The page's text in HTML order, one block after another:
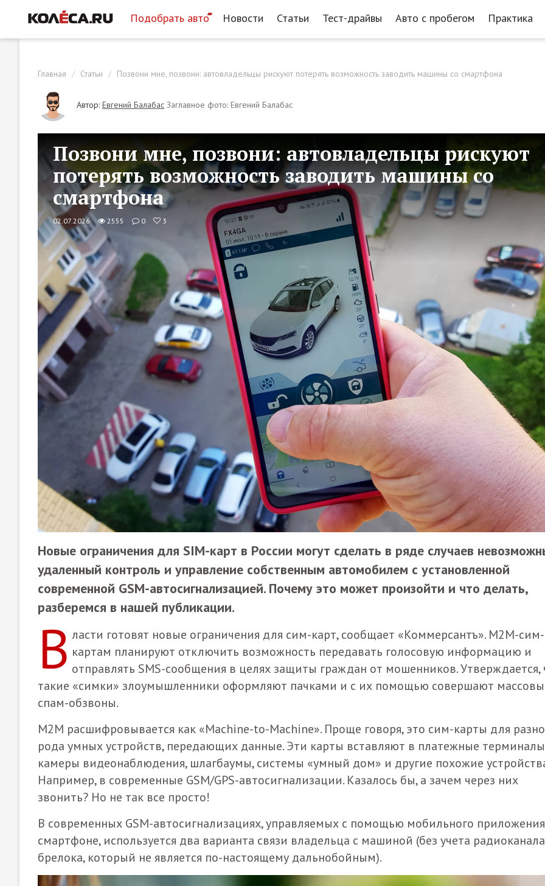
Подобрать авто Новости Статьи Тест-драйвы Авто с пробегом Практика
Главная Статьи Позвони мне, позвони: автовладельцы рискуют потерять возможность заводить машины со смартфона
Автор: Евгений Балабас Заглавное фото: Евгений Балабас
Позвони мне, позвони: автовладельцы рискуют
потерять возможность заводить машины со
смартфона
02.07.2026 2555 0 3
Новые ограничения для SIM-карт в России могут сделать в ряде случаев
удаленный контроль и управление собственным автомобилем с установленной
современной GSM-автосигнализацией. Почему это может произойти и что делать,
разберемся в нашей публикации.
В ласти готовят новые ограничения для сим-карт, сообщает «Коммерсантъ». M2M-сим-
картам планируют отключить возможность передавать голосовую информацию и
отправлять SMS-сообщения в целях защиты граждан от мошенников. Утверждается,
такие «симки» злоумышленники оформляют пачками и с их помощью совершают
спам-обзвоны.
M2M расшифровывается как «Machine-to-Machine». Проще говоря, это сим-карты для
рода умных устройств, передающих данные. Эти карты вставляют в платежные
камеры видеонаблюдения, шлагбаумы, системы «умный дом» и другие похожие
Например, в современные GSM/GPS-автосигнализации. Казалось бы, а зачем через них
звонить? Но не так все просто!
В современных GSM-автосигнализациях, управляемых с помощью мобильного
смартфоне, используется два варианта связи владельца с машиной (без учета радиоканала
брелока, который не является по-настоящему дальнобойным).